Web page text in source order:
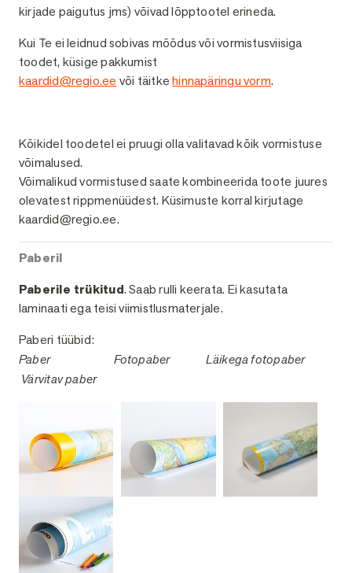
kirjade paigutus jms) võivad lõpptootel erineda.
Kui Te ei leidnud sobivas mõõdus või vormistusviisiga
toodet, küsige pakkumist
kaardid@regio.ee või täitkehinnapäringu vorm.
Viimistlused
Kõikidel toodetel ei pruugi olla valitavad kõik vormistuse
võimalused.
Võimalikud vormistused saate kombineerida toote juures
olevatest rippmenüüdest. Küsimuste korral kirjutage
kaardid@regio.ee.
Paberil
Paberile trükitud. Saab rulli keerata. Ei kasutata
laminaati ega teisi viimistlusmaterjale.
Paberi tüübid:
Paber Fotopaber
Läikega fotopaber
Värvitav paber